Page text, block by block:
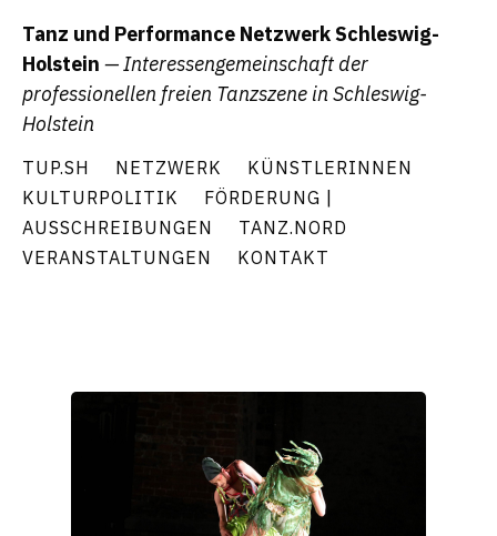
Tanz und Performance Netzwerk Schleswig-
Holstein — Interessengemeinschaft der
professionellen freien Tanzszene in Schleswig-
Holstein
TUP.SH NETZWERK
KÜNSTLERINNEN
KULTURPOLITIK
FÖRDERUNG |
AUSSCHREIBUNGEN
TANZ.NORD
VERANSTALTUNGEN
KONTAKT